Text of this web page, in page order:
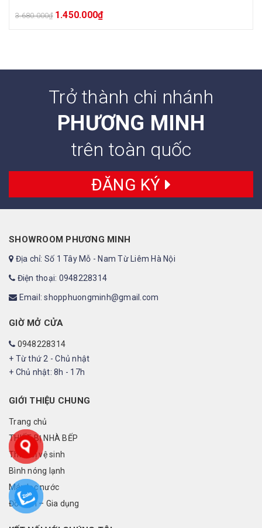
3.680.000₫ 1.450.000₫
Trở thành chi nhánh
PHƯƠNG MINH
trên toàn quốc
ĐĂNG KÝ
SHOWROOM PHƯƠNG MINH
Địa chỉ: Số 1 Tây Mỗ - Nam Từ Liêm Hà Nội
Điện thoại: 0948228314
Email: shopphuongminh@gmail.com
GIỜ MỞ CỬA
0948228314
+ Từ thứ 2 - Chủ nhật
+ Chủ nhật: 8h - 17h
GIỚI THIỆU CHUNG
Trang chủ
THIẾT BỊ NHÀ BẾP
Thiết bị vệ sinh
Bình nóng lạnh
Máy lọc nước
Đồ điện – Gia dụng